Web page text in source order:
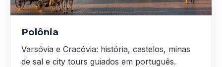
Polônia
Varsóvia e Cracóvia: história, castelos, minas
de sal e city tours guiados em português.